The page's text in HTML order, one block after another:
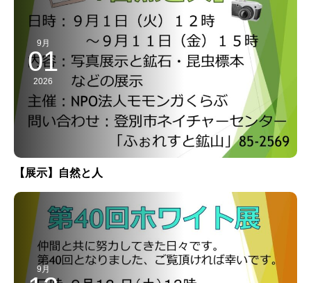
9月
01
2026
【展示】自然と人
9月